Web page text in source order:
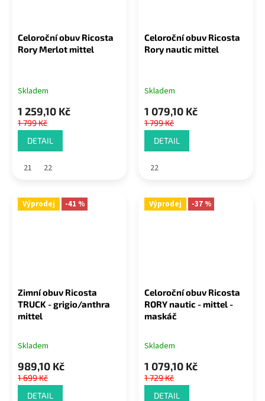
Celoroční obuv Ricosta
Rory Merlot mittel
Skladem
1 259,10 Kč
1 799 Kč
DETAIL
21 22
Celoroční obuv Ricosta
Rory nautic mittel
Skladem
1 079,10 Kč
1 799 Kč
DETAIL
22
Výprodej -41 %
Zimní obuv Ricosta
TRUCK - grigio/anthra
mittel
Skladem
989,10 Kč
1 699 Kč
DETAIL
Výprodej -37 %
Celoroční obuv Ricosta
RORY nautic - mittel -
maskáč
Skladem
1 079,10 Kč
1 729 Kč
DETAIL